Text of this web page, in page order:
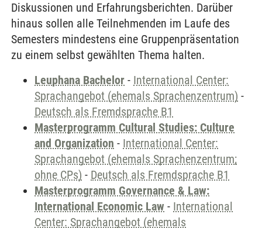
Diskussionen und Erfahrungsberichten. Darüber
hinaus sollen alle Teilnehmenden im Laufe des
Semesters mindestens eine Gruppenpräsentation
zu einem selbst gewählten Thema halten.
Leuphana Bachelor - International Center:
Sprachangebot (ehemals Sprachenzentrum) -
Deutsch als Fremdsprache B1
Masterprogramm Cultural Studies: Culture
and Organization - International Center:
Sprachangebot (ehemals Sprachenzentrum;
ohne CPs) - Deutsch als Fremdsprache B1
Masterprogramm Governance & Law:
International Economic Law - International
Center: Sprachangebot (ehemals